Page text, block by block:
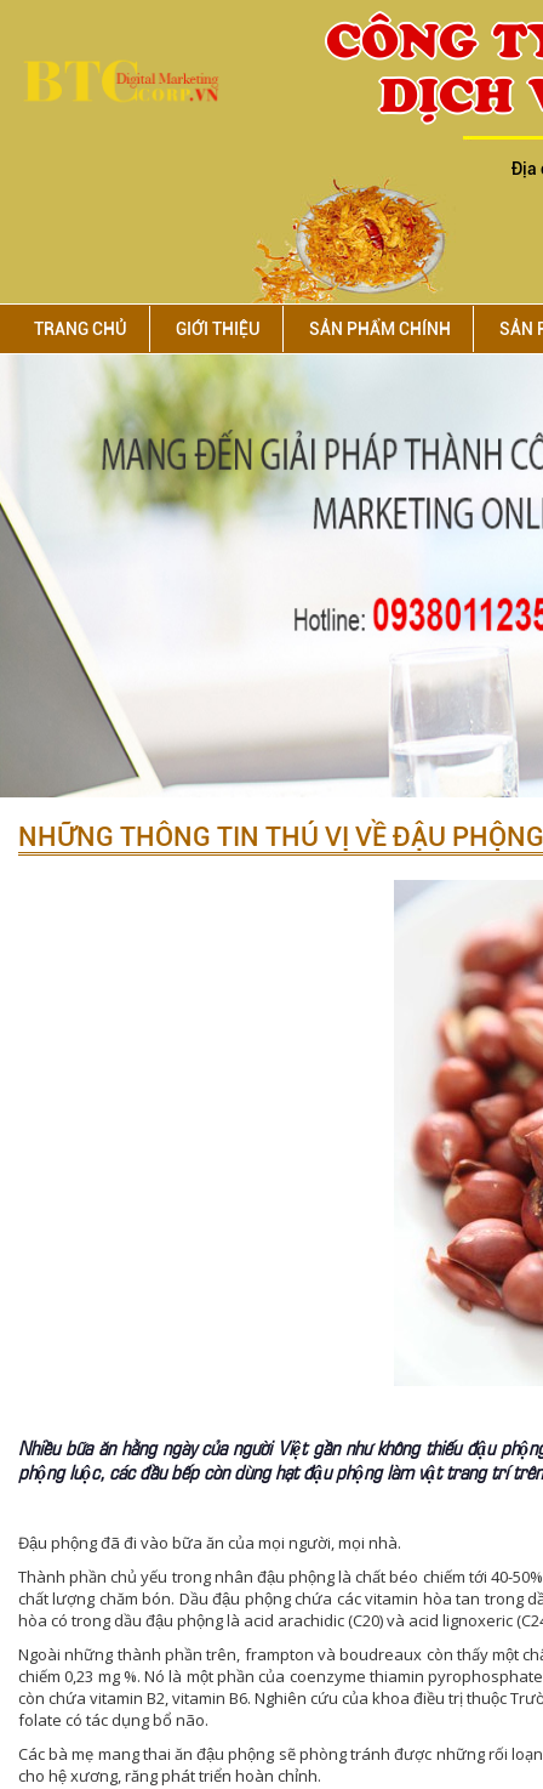
CÔNG
DỊCH
Địa
TRANG CHỦ GIỚI THIỆU SẢN PHẨM CHÍNH SẢN
NHỮNG THÔNG TIN THÚ VỊ VỀ ĐẬU PHỘNG
Nhiều bữa ăn hằng ngày của người Việt gần như không thiếu đậu
phộng luộc, các đầu bếp còn dùng hạt đậu phộng làm vật trang trí
Đậu phộng đã đi vào bữa ăn của mọi người, mọi nhà.
Thành phần chủ yếu trong nhân đậu phộng là chất béo chiếm tới 40-
chất lượng chăm bón. Dầu đậu phộng chứa các vitamin hòa tan trong
hòa có trong dầu đậu phộng là acid arachidic (C20) và acid lignoxeric
Ngoài những thành phần trên, frampton và boudreaux còn thấy một
chiếm 0,23 mg %. Nó là một phần của coenzyme thiamin
còn chứa vitamin B2, vitamin B6. Nghiên cứu của khoa điều trị thuộc
folate có tác dụng bổ não.
Các bà mẹ mang thai ăn đậu phộng sẽ phòng tránh được những rối
cho hệ xương, răng phát triển hoàn chỉnh.